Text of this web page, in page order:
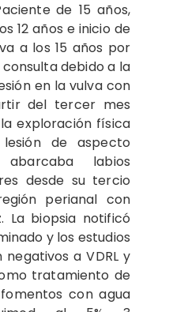
de 15 años,
12 años e inicio de
a los 15 años por
debido a la
en la vulva con
del tercer mes
exploración física
de aspecto
labios
desde su tercio
perianal con
La biopsia notificó
y los estudios
a VDRL y
tratamiento de
con agua